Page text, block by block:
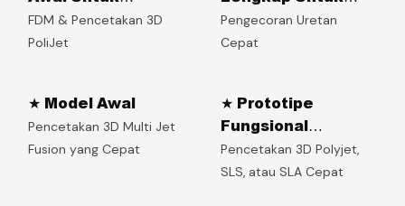
Prototipe
FDM & Pencetakan 3D
PoliJet
Komponen
Kompleks
Pengecoran Uretan
Cepat
★ Model Awal
Pencetakan 3D Multi Jet
Fusion yang Cepat
★ Prototipe
Fungsional
Berkualitas Tinggi
Pencetakan 3D Polyjet,
SLS, atau SLA Cepat